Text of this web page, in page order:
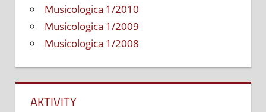
Musicologica 1/2010
Musicologica 1/2009
Musicologica 1/2008
AKTIVITY